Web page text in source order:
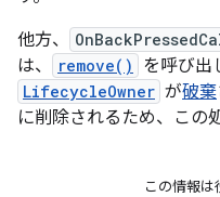
他方、
は、
remove() を呼び出
LifecycleOwner が破棄
に削除されるため、この
この情報は